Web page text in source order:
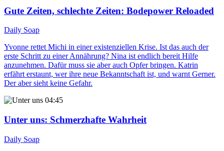
Gute Zeiten, schlechte Zeiten: Bodepower Reloaded
Daily Soap
Yvonne rettet Michi in einer existenziellen Krise. Ist das auch der
erste Schritt zu einer Annährung? Nina ist endlich bereit Hilfe
anzunehmen. Dafür muss sie aber auch Opfer bringen. Katrin
erfährt erstaunt, wer ihre neue Bekanntschaft ist, und warnt Gerner.
Der aber sieht keine Gefahr.
04:45
Unter uns: Schmerzhafte Wahrheit
Daily Soap